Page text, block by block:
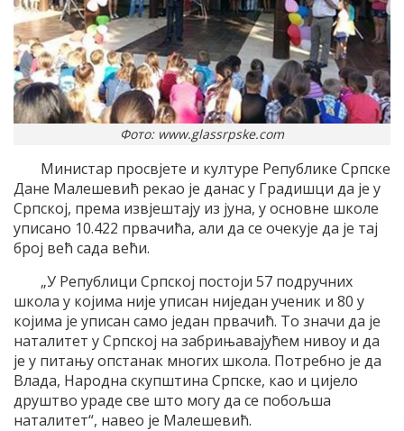
Фото: www.glassrpske.com
Министар просвјете и културе Републике Српске
Дане Малешевић рекао је данас у Градишци да је у
Српској, према извјештају из јуна, у основне школе
уписано 10.422 првачића, али да се очекује да је тај
број већ сада већи.
„У Републици Српској постоји 57 подручних
школа у којима није уписан ниједан ученик и 80 у
којима је уписан само један првачић. То значи да је
наталитет у Српској на забрињавајућем нивоу и да
је у питању опстанак многих школа. Потребно је да
Влада, Народна скупштина Српске, као и цијело
друштво ураде све што могу да се побољша
наталитет“, навео је Малешевић.